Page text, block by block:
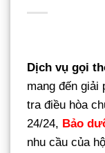
Dịch vụ gọi
mang đến giải
tra điều hòa
24/24, Bảo
nhu cầu của